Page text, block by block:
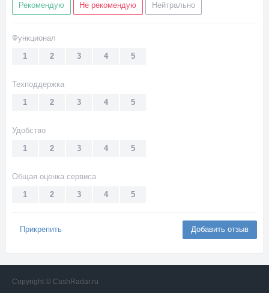
Рекомендую Не рекомендую Нейтрально
Функционал
5
4
3
2
1
Техподдержка
5
4
3
2
1
Удобство
5
4
3
2
1
Общая оценка сервиса
5
4
3
2
1
Добавить отзыв
Прикрепить
Copyright © CashRadar.ru